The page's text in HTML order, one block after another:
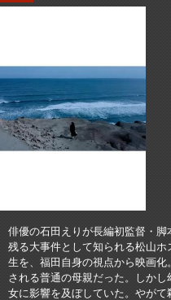
俳優の石田えりが長編初監督・
残る大事件として知られる松山
生を、福田自身の視点から映画
される普通の母親だった。しか
女に影響を及ぼしていた。やが